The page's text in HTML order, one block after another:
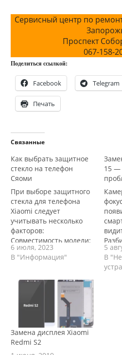
Сервисный центр по
Проспект
067-158-
Поделиться ссылкой:
Facebook Telegram
Печать
Связанные
Как выбрать защитное
стекло на телефон
Сяоми
При выборе защитного
стекла для телефона
Xiaomi следует
учитывать несколько
факторов:
Совместимость модели:
Убедитесь, что
защитное стекло
конкретной модели
Xiaomi, которой вы
владеете. Разные
модели имеют разные
размеры и формы
экранов, поэтому важно
выбирать подходящее
стекло. Тип стекла:
6 июля, 2023
В "Информация"
15 —
на
5
В
Замена дисплея Xiaomi
Redmi S2